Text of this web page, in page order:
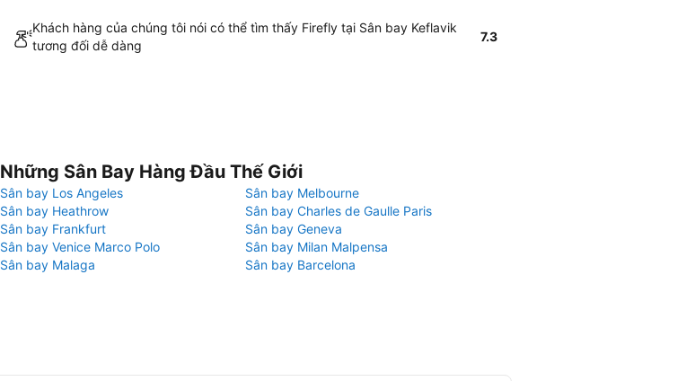
Khách hàng của chúng tôi nói có thể tìm thấy Firefly tại Sân bay Keflavik
tương đối dễ dàng
7.3
Những Sân Bay Hàng Đầu Thế Giới
Sân bay Los Angeles
Sân bay Melbourne
Sân bay Heathrow
Sân bay Charles de Gaulle Paris
Sân bay Frankfurt
Sân bay Geneva
Sân bay Venice Marco Polo
Sân bay Milan Malpensa
Sân bay Malaga
Sân bay Barcelona